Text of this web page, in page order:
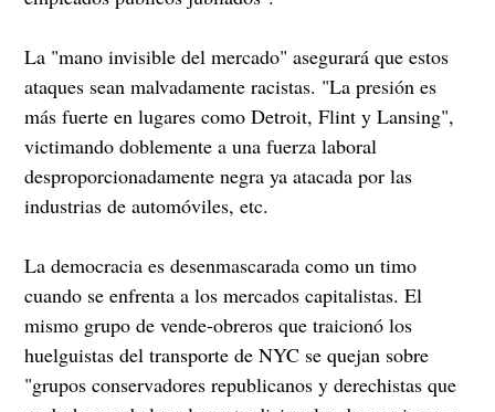
La "mano invisible del mercado" asegurará que estos
ataques sean malvadamente racistas. "La presión es
más fuerte en lugares como Detroit, Flint y Lansing",
victimando doblemente a una fuerza laboral
desproporcionadamente negra ya atacada por las
industrias de automóviles, etc.
La democracia es desenmascarada como un timo
cuando se enfrenta a los mercados capitalistas. El
mismo grupo de vende-obreros que traicionó los
huelguistas del transporte de NYC se quejan sobre
"grupos conservadores republicanos y derechistas que